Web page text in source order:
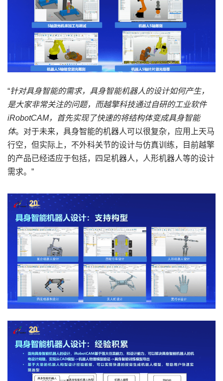
“针对具身智能的需求，具身智能机器人的设计如何产生，
是大家非常关注的问题，而越擎科技通过自研的工业软件
iRobotCAM，首先实现了快速的将结构体变成具身智能
体。对于未来，具身智能的机器人可以很复杂，应用上天马
行空，但实际上，不外科关节的设计与仿真训练，目前越擎
的产品已经适应于包括，四足机器人，人形机器人等的设计
需求。”